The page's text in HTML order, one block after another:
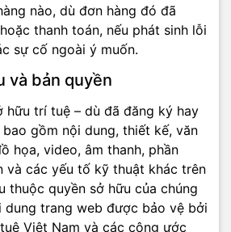
nào, dù đơn hàng đó đã
thanh toán, nếu phát sinh lỗi
sự cố ngoài ý muốn.
và bản quyền
hữu trí tuệ – dù đã đăng ký hay
gồm nội dung, thiết kế, văn
họa, video, âm thanh, phần
và các yếu tố kỹ thuật khác trên
thuộc quyền sở hữu của chúng
dung trang web được bảo vệ bởi
Việt Nam và các công ước